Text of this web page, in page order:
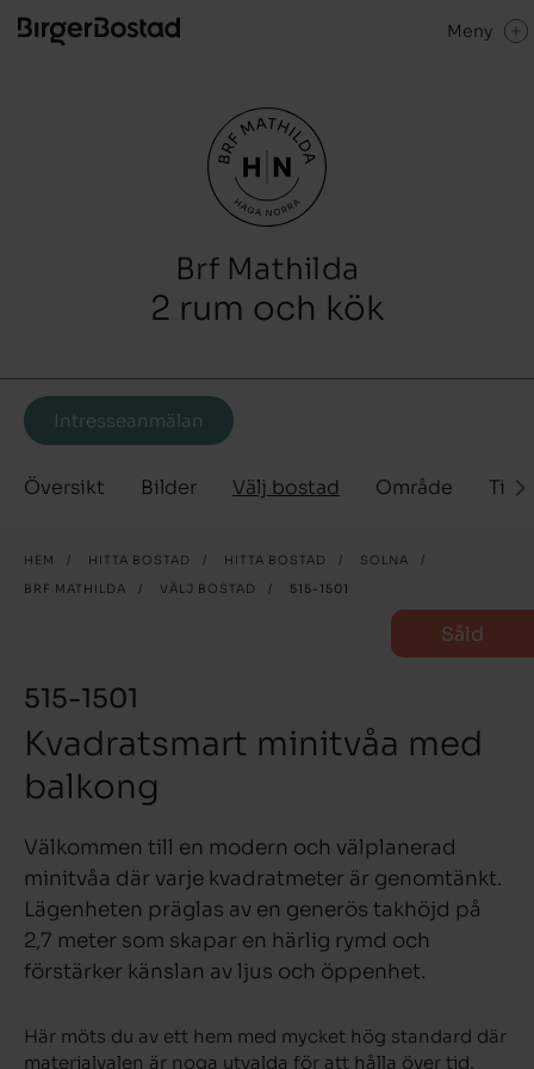
Meny
Brf Mathilda
2 rum och kök
Intresseanmälan
Översikt Bilder Välj bostad Område
HEM / HITTA BOSTAD / HITTA BOSTAD / SOLNA
/
BRF MATHILDA
/ VÄLJ BOSTAD / 515-1501
Såld
515-1501
Kvadratsmart minitvåa med
balkong
Välkommen till en modern och välplanerad
minitvåa där varje kvadratmeter är genomtänkt.
Lägenheten präglas av en generös takhöjd på
2,7 meter som skapar en härlig rymd och
förstärker känslan av ljus och öppenhet.
Här möts du av ett hem med mycket hög standard där
materialvalen är noga utvalda för att hålla över tid.